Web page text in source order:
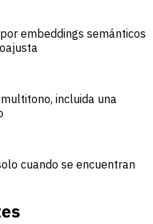
embeddings semánticos
incluida una
cuando se encuentran